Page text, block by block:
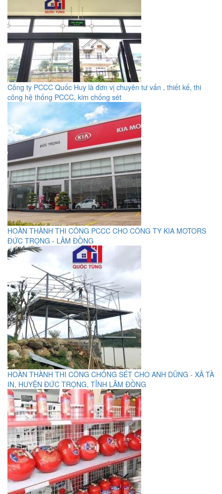
Công ty PCCC Quốc Huy là đơn vị chuyên tư vấn , thiết kế, thi
công hệ thống PCCC, kim chống sét
HOÀN THÀNH THI CÔNG PCCC CHO CÔNG TY KIA MOTORS
ĐỨC TRỌNG - LÂM ĐỒNG
HOÀN THÀNH THI CÔNG CHỐNG SÉT CHO ANH DŨNG - XÃ TÀ
IN, HUYỆN ĐỨC TRỌNG, TỈNH LÂM ĐỒNG